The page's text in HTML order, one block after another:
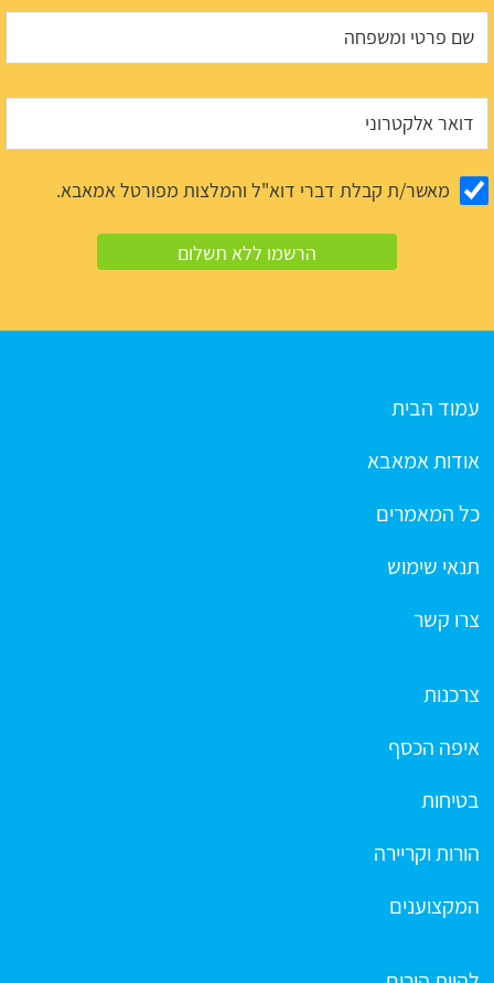
מאשר/ת קבלת דברי דוא"ל והמלצות מפורטל אמאבא.
עמוד הבית
אודות אמאבא
כל המאמרים
תנאי שימוש
צרו קשר
צרכנות
איפה הכסף
בטיחות
הורות וקריירה
המקצוענים